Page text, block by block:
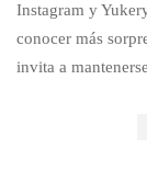
Instagram y
conocer más
invita a